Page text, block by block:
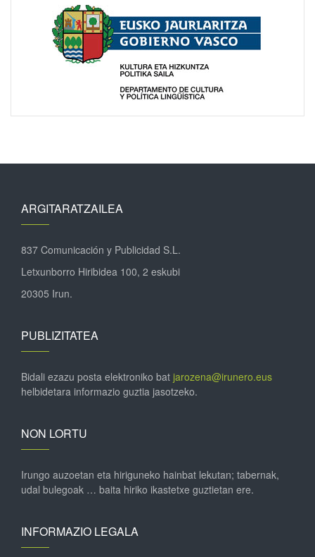
ARGITARATZAILEA
837 Comunicación y Publicidad S.L.
Letxunborro Hiribidea 100, 2 eskubi
20305 Irun.
PUBLIZITATEA
Bidali ezazu posta elektroniko bat jarozena@irunero.eus
helbidetara informazio guztia jasotzeko.
NON LORTU
Irungo auzoetan eta hiriguneko hainbat lekutan; tabernak,
udal bulegoak … baita hiriko ikastetxe guztietan ere.
INFORMAZIO LEGALA